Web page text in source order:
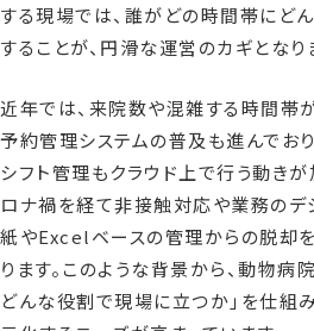
する現場では、誰がどの時間帯にど
することが、円滑な運営のカギとなり
近年では、来院数や混雑する時間帯
予約管理システムの普及も進んでおり
シフト管理もクラウド上で行う動きが
ロナ禍を経て非接触対応や業務のデ
紙やExcelベースの管理からの脱却
ります。このような背景から、動物病
どんな役割で現場に立つか」を仕組